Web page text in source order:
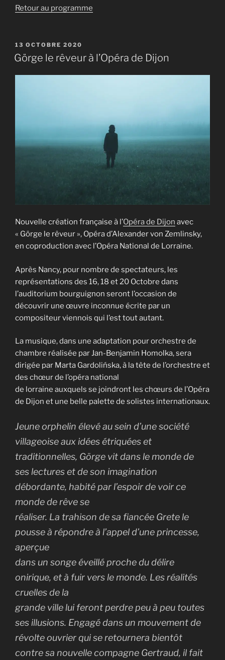
Retour au programme
PUBLIÉ
LE
13 OCTOBRE 2020
Görge le rêveur à l’Opéra de Dijon
Nouvelle création française à l’Opéra de Dijon avec
« Görge le rêveur », Opéra d’Alexander von Zemlinsky,
en coproduction avec l’Opéra National de Lorraine.
Après Nancy, pour nombre de spectateurs, les
représentations des 16, 18 et 20 Octobre dans
l’auditorium bourguignon seront l’occasion de
découvrir une œuvre inconnue écrite par un
compositeur viennois qui l’est tout autant.
La musique, dans une adaptation pour orchestre de
chambre réalisée par Jan-Benjamin Homolka, sera
dirigée par Marta Gardolińska, à la tête de l’orchestre et
des chœur de l’opéra national
de lorraine auxquels se joindront les chœurs de l’Opéra
de Dijon et une belle palette de solistes internationaux.
Jeune orphelin élevé au sein d’une société
villageoise aux idées étriquées et
traditionnelles, Görge vit dans le monde de
ses lectures et de son imagination
débordante, habité par l’espoir de voir ce
monde de rêve se
réaliser. La trahison de sa fiancée Grete le
pousse à répondre à l’appel d’une princesse,
aperçue
dans un songe éveillé proche du délire
onirique, et à fuir vers le monde. Les réalités
cruelles de la
grande ville lui feront perdre peu à peu toutes
ses illusions. Engagé dans un mouvement de
révolte ouvrier qui se retournera bientôt
contre sa nouvelle compagne Gertraud, il fait